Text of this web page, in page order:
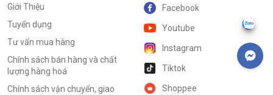
Giới Thiệu
Tuyển dụng
Tư vấn mua hàng
Chính sách bán hàng và chất
lượng hàng hoá
Chính sách vận chuyển, giao
Facebook
Youtube
Instagram
Tiktok
Shoppee